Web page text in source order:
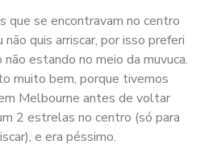
que se encontravam no centro
quis arriscar, por isso preferi
estando no meio da muvuca.
muito bem, porque tivemos
Melbourne antes de voltar
2 estrelas no centro (só para
e era péssimo.